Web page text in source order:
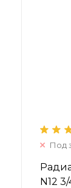
Под
N12